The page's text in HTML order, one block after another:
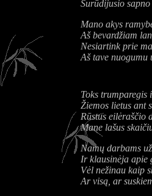
Surūdijusio sapno
Mano akys
Aš bevardžiam
Nesiartink prie
Aš tave nuogumu
Toks trumparegis
Žiemos lietus ant
Rūstus eilėraščio
Mane lašus
Namų darbams
Ir klausinėja apie
Vėl nežinau kaip
Ar visą, ar